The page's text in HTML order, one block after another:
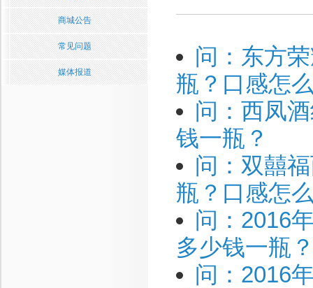
商城公告
常见问题
媒体报道
问：东方
瓶？口感怎
问：西凤
钱一瓶？
问：双囍
瓶？口感怎
问：2016
多少钱一瓶
问：2016